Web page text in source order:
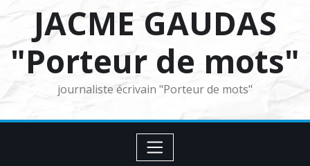
JACME GAUDAS
"Porteur de mots"
journaliste écrivain "Porteur de mots"